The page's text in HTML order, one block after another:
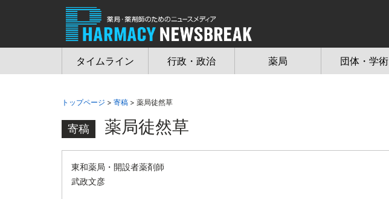
タイムライン 行政・政治 薬局 団体・学術
トップページ > 寄稿 > 薬局徒然草
寄稿 薬局徒然草
東和薬局・開設者薬剤師
武政文彦